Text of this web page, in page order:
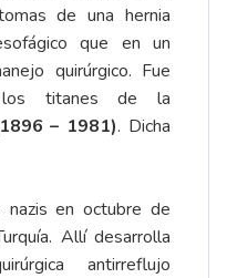
de una hernia
que en un
quirúrgico. Fue
titanes de la
– 1981). Dicha
en octubre de
Allí desarrolla
antirreflujo